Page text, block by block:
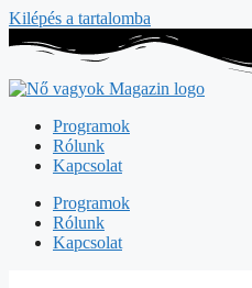
Kilépés a tartalomba
Programok
Rólunk
Kapcsolat
Programok
Rólunk
Kapcsolat